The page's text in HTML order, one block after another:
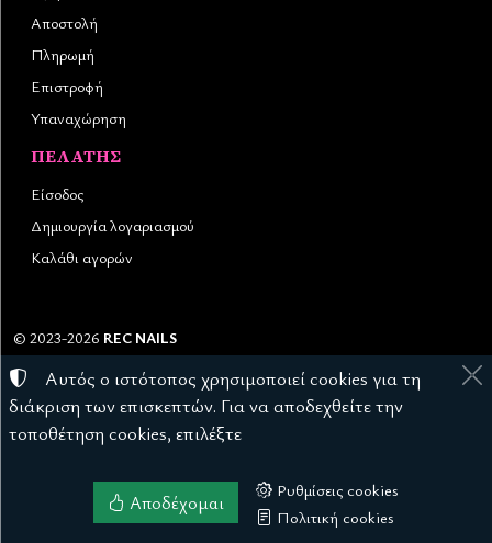
Αποστολή
Πληρωμή
Επιστροφή
Υπαναχώρηση
ΠΕΛΆΤΗΣ
Είσοδος
Δημιουργία λογαριασμού
Καλάθι αγορών
© 2023-2026 REC NAILS
Αριθμός ΓΕΜΗ:145976403000
Όροι χρήσης • Πολιτική απορρήτου •Πολιτική cookies
Ρυθμίσεις cookies
TORUS website
Αυτός ο ιστότοπος χρησιμοποιεί cookies για τη
διάκριση των επισκεπτών. Για να αποδεχθείτε την
τοποθέτηση cookies, επιλέξτε
Αποδέχομαι
Ρυθμίσεις cookies
Πολιτική cookies